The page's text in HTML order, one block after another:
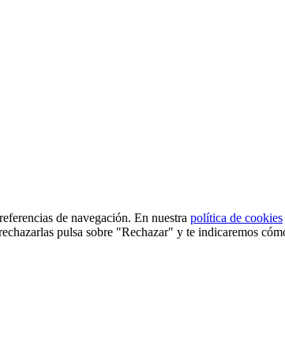
de navegación. En nuestra política de cookies
pulsa sobre "Rechazar" y te indicaremos